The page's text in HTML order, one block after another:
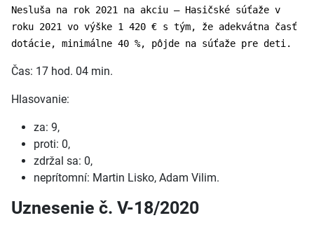
Nesluša na rok 2021 na akciu – Hasičské súťaže v
roku 2021 vo výške 1 420 € s tým, že adekvátna časť
dotácie, minimálne 40 %, pôjde na súťaže pre deti.
Čas: 17 hod. 04 min.
Hlasovanie:
za: 9,
proti: 0,
zdržal sa: 0,
neprítomní: Martin Lisko, Adam Vilim.
Uznesenie č. V-18/2020